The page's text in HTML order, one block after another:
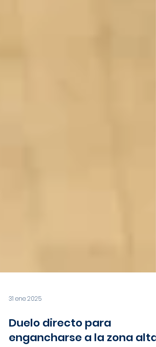
31 ene 2025